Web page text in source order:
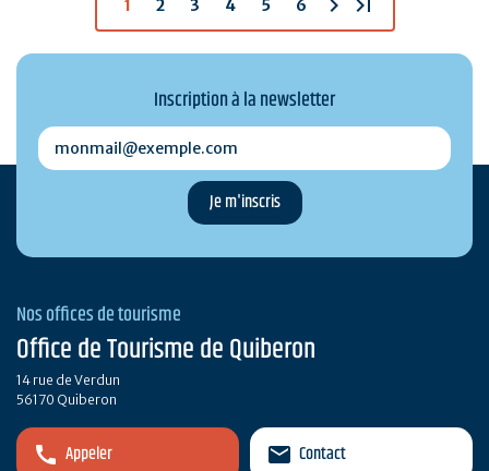
1 2 3 4 5 6 chevron_right last_page
Inscription à la newsletter
monmail@exemple.com
Nos offices de tourisme
Office de Tourisme de Quiberon
14 rue de Verdun
56170 Quiberon
Appeler Contact